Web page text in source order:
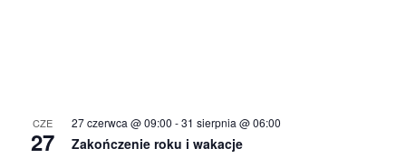
CZE
27
27 czerwca @ 09:00 -31 sierpnia @ 06:00
Zakończenie roku i wakacje